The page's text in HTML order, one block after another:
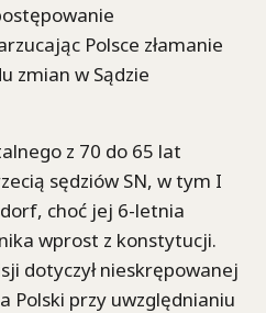
Polsce złamanie
zmian w Sądzie
z 70 do 65 lat
sędziów SN, w tym I
choć jej 6-letnia
wprost z konstytucji.
dotyczył nieskrępowanej
Polski przy uwzględnianiu